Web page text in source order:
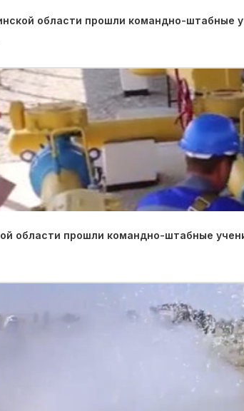
области прошли командно-штабные
области прошли командно-штабные